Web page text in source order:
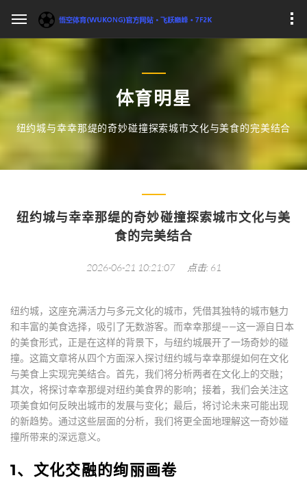
体育明星
纽约城与幸幸那缇的奇妙碰撞探索城市文化与美食的完美结合
纽约城与幸幸那缇的奇妙碰撞探索城市文化与美
食的完美结合
2026-06-21 10:21:07 点击: 61
纽约城，这座充满活力与多元文化的城市，凭借其独特的城市魅力
和丰富的美食选择，吸引了无数游客。而幸幸那缇——这一源自日本
的美食形式，正是在这样的背景下，与纽约城展开了一场奇妙的碰
撞。这篇文章将从四个方面深入探讨纽约城与幸幸那缇如何在文化
与美食上实现完美结合。首先，我们将分析两者在文化上的交融；
其次，将探讨幸幸那缇对纽约美食界的影响；接着，我们会关注这
项美食如何反映出城市的发展与变化；最后，将讨论未来可能出现
的新趋势。通过这些层面的分析，我们将更全面地理解这一奇妙碰
撞所带来的深远意义。
1、文化交融的绚丽画卷